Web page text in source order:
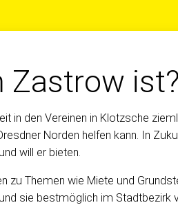
Zastrow ist?
in den Vereinen in Klotzsche
Norden helfen kann. In
will er bieten.
zu Themen wie Miete und
sie bestmöglich im Stadtbezirk